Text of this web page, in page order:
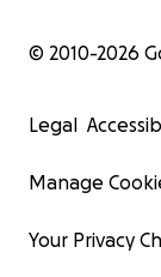
© 2010-2026
Legal
Manage
Your Privacy